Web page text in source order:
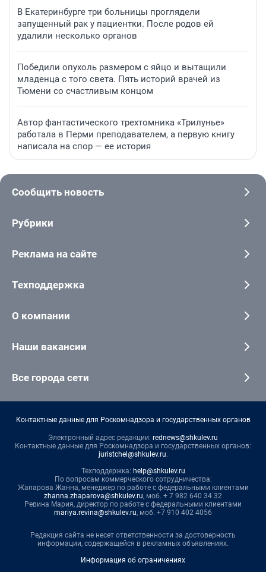
В Екатеринбурге три больницы проглядели
запущенный рак у пациентки. После родов ей
удалили несколько органов
Победили опухоль размером с яйцо и вытащили
младенца с того света. Пять историй врачей из
Тюмени со счастливым концом
Автор фантастического трехтомника «Трилунье»
работала в Перми преподавателем, а первую книгу
написала на спор — ее история
Сообщить новость
Рубрики
Реклама на сайте
Техподдержка
О компании
Наши вакансии
Все города сети
Контактные данные для Роскомнадзора и государственных органов
Электронный адрес редакции: rednews@shkulev.ru
Контактные данные для Роскомнадзора и государственных органов:
juristchel@shkulev.ru.
Техподдержка: help@shkulev.ru
По вопросам коммерческого сотрудничества:
Жапарова Жанна, менеджер по работе с федеральными клиентами
zhanna.zhaparova@shkulev.ru, моб. + 7 982 640 34 32
Ревина Мария, директор по работе с федеральными клиентами
mariya.revina@shkulev.ru, моб. +7 910 402 4056
Редакция сайта не несет ответственности за достоверность
информации, содержащейся в рекламных объявлениях.
Информация об ограничениях